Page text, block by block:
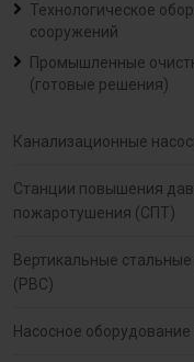
Технологическое
сооружений
Промышленные
(готовые решения)
Канализационные
Станции повышения
пожаротушения (СПТ)
Вертикальные
(РВС)
Насосное